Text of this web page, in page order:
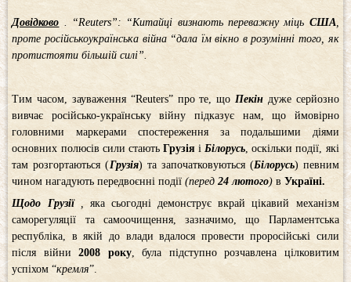
Довідково . “Reuters”: “Китайці визнають переважну міць США
проте російськоукраїнська війна “дала їм вікно в розумінні того, як
протистояти більшій силі”.
Тим часом, зауваження “Reuters” про те, що Пекіндуже серйозно
вивчає російсько-українську війну підказує нам, що ймовірно
головними маркерами спостереження за подальшими діями
основних полюсів сили стають Грузіяі Білорусь , оскільки події, які
там розгортаються (Грузія) та започатковуються (Білорусь) певним
чином нагадують передвоєнні події(перед24 лютого) вУкраїні.
Щодо Грузії
яка сьогодні демонструє вкрай цікавий механізм
саморегуляції та самоочищення, зазначимо, що Парламентська
республіка, в якій до влади вдалося провести проросійські сили
після війни2008 року, була підступно розчавлена цілковитим
успіхом “кремля”.